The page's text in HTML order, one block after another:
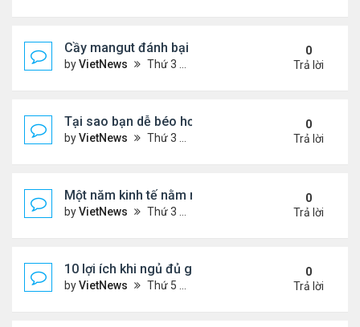
Cầy mangut đánh bại rắn mamba đen
byVietNews Thứ 3 Tháng 12 13, 2022 10:50 am
0
Trả lời
Tại sao bạn dễ béo hơn vào mùa đông?
byVietNews Thứ 3 Tháng 12 13, 2022 10:42 am
0
Trả lời
Một năm kinh tế nằm ngoài dự liệu của Fed
byVietNews Thứ 3 Tháng 12 13, 2022 10:35 am
0
Trả lời
10 lợi ích khi ngủ đủ giấc
byVietNews Thứ 5 Tháng 12 08, 2022 5:04 pm
0
Trả lời